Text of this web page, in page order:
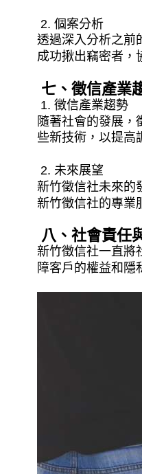
2. 個案分析
透過深入分析之前
成功揪出竊密者，
七、徵信產業
1. 徵信產業趨勢
隨著社會的發展，
些新技術，以提高
2. 未來展望
新竹徵信社未來的
新竹徵信社的專業
八、社會責任
新竹徵信社一直將
障客戶的權益和隱